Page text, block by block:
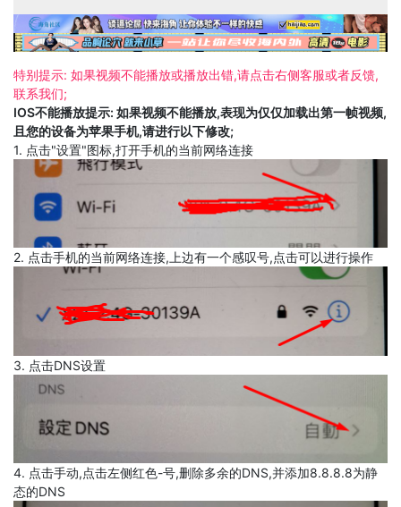
特别提示: 如果视频不能播放或播放出错,请点击右侧客服或者反馈,
联系我们;
IOS不能播放提示: 如果视频不能播放,表现为仅仅加载出第一帧视频,
且您的设备为苹果手机,请进行以下修改;
1. 点击"设置"图标,打开手机的当前网络连接
2. 点击手机的当前网络连接,上边有一个感叹号,点击可以进行操作
3. 点击DNS设置
4. 点击手动,点击左侧红色-号,删除多余的DNS,并添加8.8.8.8为静
态的DNS